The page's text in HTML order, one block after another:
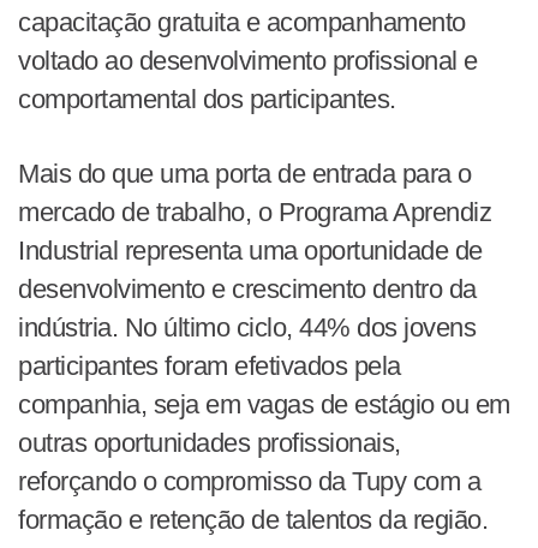
capacitação gratuita e acompanhamento
voltado ao desenvolvimento profissional e
comportamental dos participantes.
Mais do que uma porta de entrada para o
mercado de trabalho, o Programa Aprendiz
Industrial representa uma oportunidade de
desenvolvimento e crescimento dentro da
indústria. No último ciclo, 44% dos jovens
participantes foram efetivados pela
companhia, seja em vagas de estágio ou em
outras oportunidades profissionais,
reforçando o compromisso da Tupy com a
formação e retenção de talentos da região.